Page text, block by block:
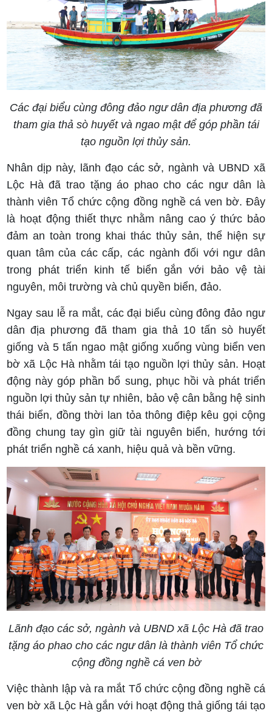
Các đại biểu cùng đông đảo ngư dân địa phương đã
tham gia thả sò huyết và ngao mật để góp phần tái
tạo nguồn lợi thủy sản.
Nhân dịp này, lãnh đạo các sở, ngành và UBND xã
Lộc Hà đã trao tặng áo phao cho các ngư dân là
thành viên Tổ chức cộng đồng nghề cá ven bờ. Đây
là hoạt động thiết thực nhằm nâng cao ý thức bảo
đảm an toàn trong khai thác thủy sản, thể hiện sự
quan tâm của các cấp, các ngành đối với ngư dân
trong phát triển kinh tế biển gắn với bảo vệ tài
nguyên, môi trường và chủ quyền biển, đảo.
Ngay sau lễ ra mắt, các đại biểu cùng đông đảo ngư
dân địa phương đã tham gia thả 10 tấn sò huyết
giống và 5 tấn ngao mật giống xuống vùng biển ven
bờ xã Lộc Hà nhằm tái tạo nguồn lợi thủy sản. Hoạt
động này góp phần bổ sung, phục hồi và phát triển
nguồn lợi thủy sản tự nhiên, bảo vệ cân bằng hệ sinh
thái biển, đồng thời lan tỏa thông điệp kêu gọi cộng
đồng chung tay gìn giữ tài nguyên biển, hướng tới
phát triển nghề cá xanh, hiệu quả và bền vững.
Lãnh đạo các sở, ngành và UBND xã Lộc Hà đã trao
tặng áo phao cho các ngư dân là thành viên Tổ chức
cộng đồng nghề cá ven bờ
Việc thành lập và ra mắt Tổ chức cộng đồng nghề cá
ven bờ xã Lộc Hà gắn với hoạt động thả giống tái tạo